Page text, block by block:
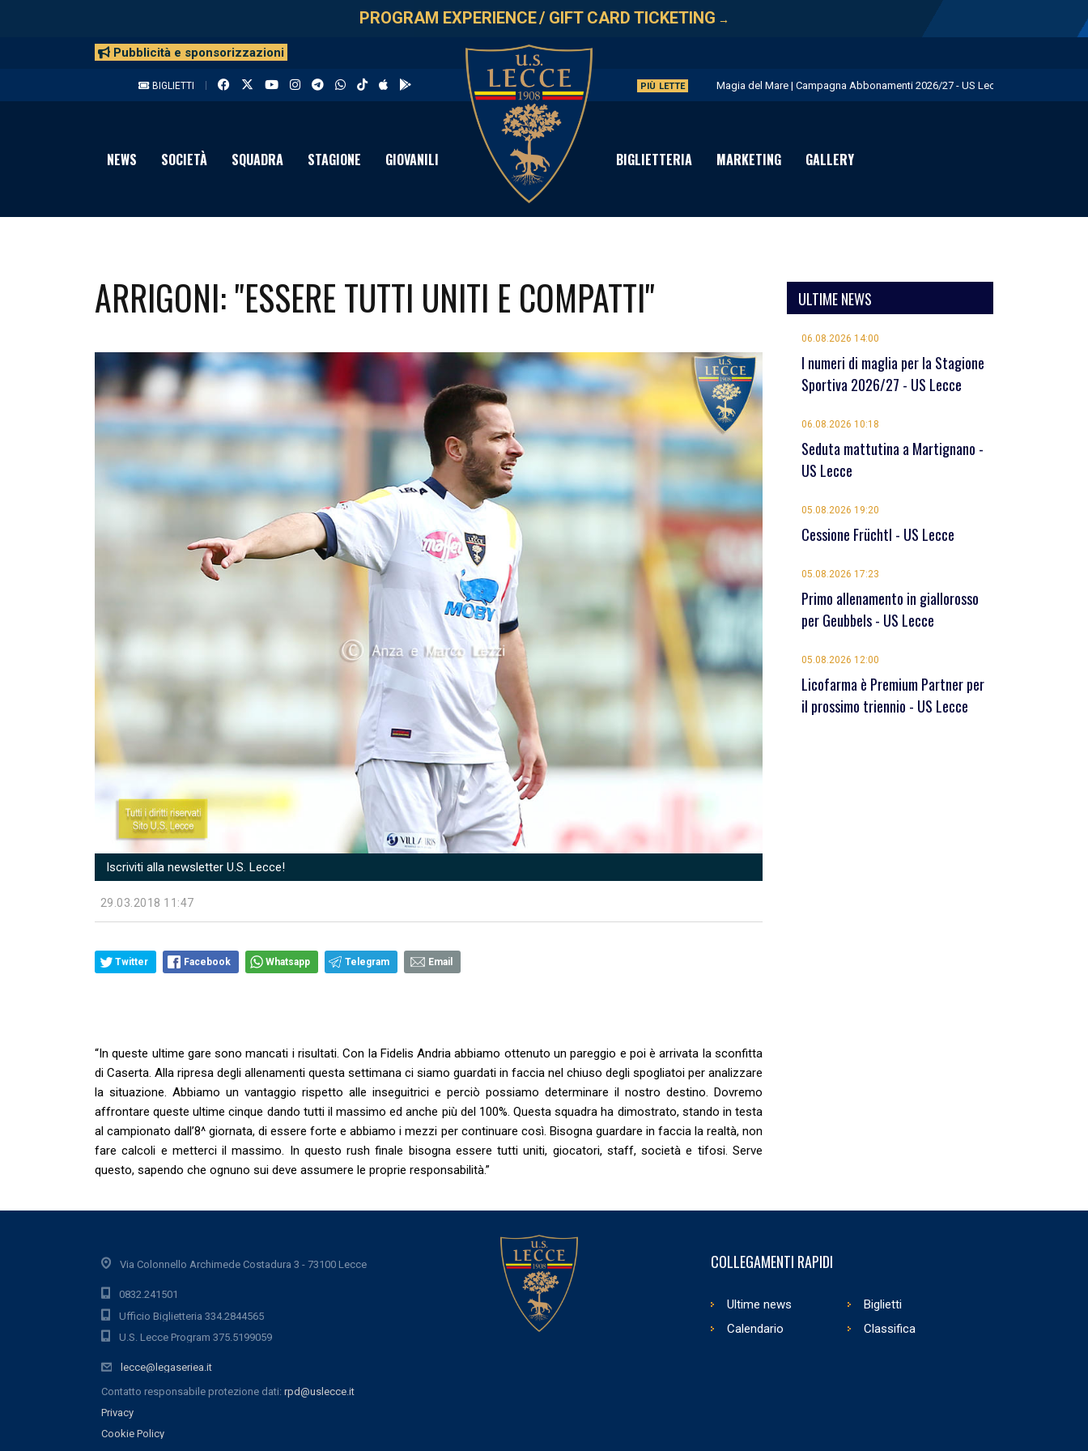
PROGRAM EXPERIENCE/ GIFT CARD TICKETING →
Pubblicità e sponsorizzazioni
BIGLIETTI PIÙ LETTE Magia del Mare | Campagna Abbonamenti 2026/27 - US Lecce
Licofarma è Premium Partner per il prossimo triennio - US Lecce
Seduta mattutina a Martignano - US Lecce
NEWS SOCIETÀ SQUADRA STAGIONE GIOVANILI BIGLIETTERIA MARKETING GALLERY
ARRIGONI: "ESSERE TUTTI UNITI E COMPATTI"
Iscriviti alla newsletter U.S. Lecce!
29.03.2018 11:47
Twitter Facebook Whatsapp Telegram Email
“In queste ultime gare sono mancati i risultati. Con la Fidelis Andria abbiamo ottenuto un pareggio e poi è arrivata la sconfitta
di Caserta. Alla ripresa degli allenamenti questa settimana ci siamo guardati in faccia nel chiuso degli spogliatoi per analizzare
la situazione. Abbiamo un vantaggio rispetto alle inseguitrici e perciò possiamo determinare il nostro destino. Dovremo
affrontare queste ultime cinque dando tutti il massimo ed anche più del 100%. Questa squadra ha dimostrato, stando in testa
al campionato dall’8^ giornata, di essere forte e abbiamo i mezzi per continuare così. Bisogna guardare in faccia la realtà, non
fare calcoli e metterci il massimo. In questo rush finale bisogna essere tutti uniti, giocatori, staff, società e tifosi. Serve
questo, sapendo che ognuno sui deve assumere le proprie responsabilità.”
ULTIME NEWS
06.08.2026 14:00
I numeri di maglia per la Stagione
Sportiva 2026/27 - US Lecce
06.08.2026 10:18
Seduta mattutina a Martignano -
US Lecce
05.08.2026 19:20
Cessione Früchtl - US Lecce
05.08.2026 17:23
Primo allenamento in giallorosso
per Geubbels - US Lecce
05.08.2026 12:00
Licofarma è Premium Partner per
il prossimo triennio - US Lecce
Via Colonnello Archimede Costadura 3 - 73100 Lecce
0832.241501
Ufficio Biglietteria 334.2844565
U.S. Lecce Program 375.5199059
lecce@legaseriea.it
Contatto responsabile protezione dati: rpd@uslecce.it
Privacy
Cookie Policy
COLLEGAMENTI RAPIDI
Ultime news
Biglietti
Calendario
Classifica